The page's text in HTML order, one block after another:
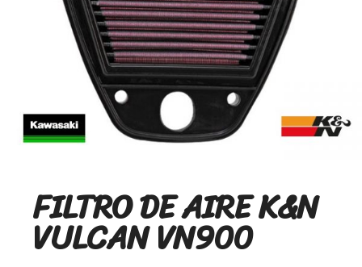
FILTRO DE AIRE K&N
VULCAN VN900